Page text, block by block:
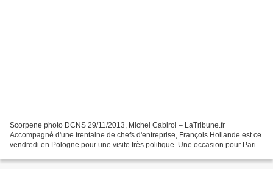
Scorpene photo DCNS 29/11/2013, Michel Cabirol – LaTribune.fr
Accompagné d'une trentaine de chefs d'entreprise, François Hollande est ce
vendredi en Pologne pour une visite très politique. Une occasion pour Paris